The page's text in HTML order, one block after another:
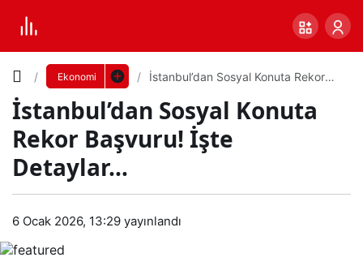
Ekonomi
İstanbul’dan Sosyal Konuta Rekor
İstanbul’dan Sosyal Konuta
Rekor Başvuru! İşte
Detaylar…
6 Ocak 2026, 13:29 yayınlandı
İsta
’dan
Yazı
Boyutunu
Ayarla
0 PAYLAŞ